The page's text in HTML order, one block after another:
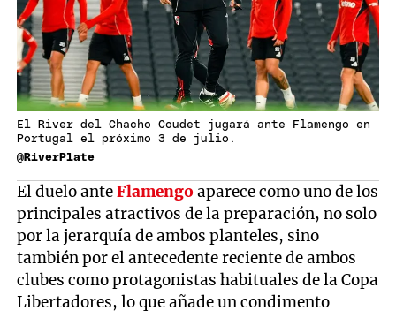
El River del Chacho Coudet jugará ante Flamengo en
Portugal el próximo 3 de julio.
@RiverPlate
El duelo anteFlamengoaparece como uno de los
principales atractivos de la preparación, no solo
por la jerarquía de ambos planteles, sino
también por el antecedente reciente de ambos
clubes como protagonistas habituales de la Copa
Libertadores, lo que añade un condimento